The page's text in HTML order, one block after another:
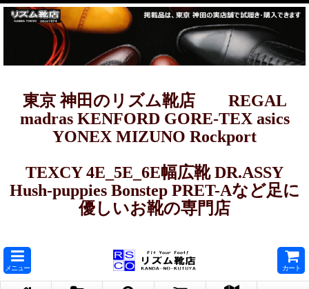
東京 神田のリズム靴店 REGAL
madras KENFORD GORE-TEX asics
YONEX MIZUNO Rockport
TEXCY 4E_5E_6E幅広靴 DR.ASSY
Hush-puppies Bonstep PRET-Aなど足に
優しいお靴の専門店
メニュー カート